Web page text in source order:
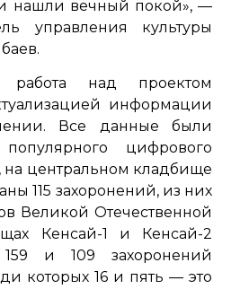
нашли вечный покой»,—
управления культуры
над проектом
информации
Все данные были
цифрового
центральном кладбище
115 захоронений, из них
Великой Отечественной
Кенсай-1 и Кенсай-2
159 и 109 захоронений
которых 16 и пять — это